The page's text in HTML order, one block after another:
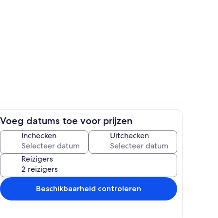
Buiten dineren
Voeg datums toe voor prijzen
Inchecken Uitchecken
Reizigers
Beschikbaarheid controleren